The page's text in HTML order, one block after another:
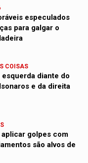
especulados
para galgar o
COISAS
esquerda diante do
e da direita
golpes com
são alvos de